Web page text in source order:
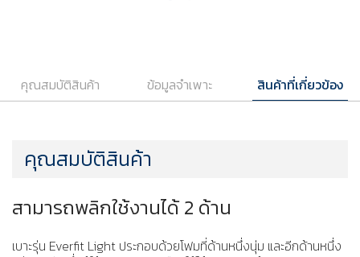
คุณสมบัติสินค้า ข้อมูลจำเพาะ สินค้าที่เกี่ยวข้อง
คุณสมบัติสินค้า
สามารถพลิกใช้งานได้ 2 ด้าน
เบาะรุ่น Everfit Light ประกอบด้วยโฟมที่ด้านหนึ่งนุ่ม และอีกด้านหนึ่ง